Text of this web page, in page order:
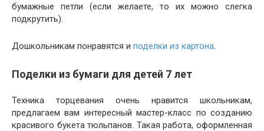
бумажные петли (если желаете, то их можно слегка
подкрутить).
Дошкольникам понравятся и поделки из картона
Поделки из бумаги для детей 7 лет
Техника торцевания очень нравится школьникам,
предлагаем вам интересный мастер-класс по созданию
красивого букета тюльпанов. Такая работа, оформленная